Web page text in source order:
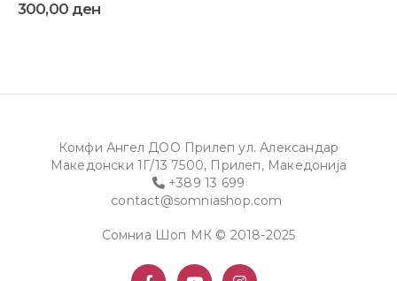
300,00 ден
Комфи Ангел ДОО Прилеп ул. Александар
Македонски 1Г/13 7500, Прилеп, Македонија
+389 13 699
contact@somniashop.com
Сомниа Шоп МК © 2018-2025